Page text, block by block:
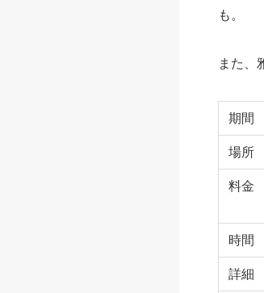
も。
また、
期間
場所
料金
時間
詳細